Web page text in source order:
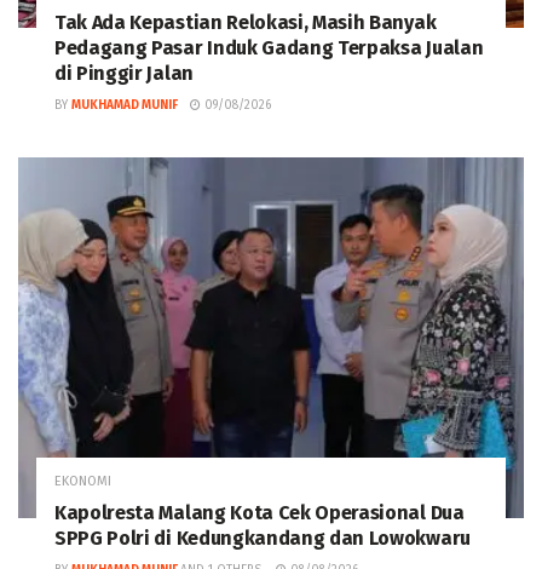
Tak Ada Kepastian Relokasi, Masih Banyak
Pedagang Pasar Induk Gadang Terpaksa Jualan
di Pinggir Jalan
BY MUKHAMAD MUNIF 09/08/2026
EKONOMI
Kapolresta Malang Kota Cek Operasional Dua
SPPG Polri di Kedungkandang dan Lowokwaru